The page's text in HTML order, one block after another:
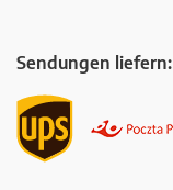
Sendungen liefern: